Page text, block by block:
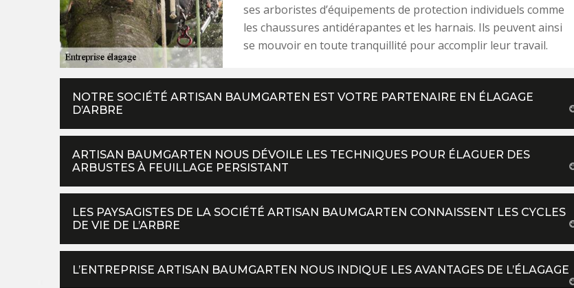
ses arboristes d’équipements de protection individuels comme
les chaussures antidérapantes et les harnais. Ils peuvent ainsi
se mouvoir en toute tranquillité pour accomplir leur travail.
NOTRE SOCIÉTÉ ARTISAN BAUMGARTEN EST VOTRE PARTENAIRE EN ÉLAGAGE
D’ARBRE
ARTISAN BAUMGARTEN NOUS DÉVOILE LES TECHNIQUES POUR ÉLAGUER DES
ARBUSTES À FEUILLAGE PERSISTANT
LES PAYSAGISTES DE LA SOCIÉTÉ ARTISAN BAUMGARTEN CONNAISSENT LES CYCLES
DE VIE DE L’ARBRE
L’ENTREPRISE ARTISAN BAUMGARTEN NOUS INDIQUE LES AVANTAGES DE L’ÉLAGAGE